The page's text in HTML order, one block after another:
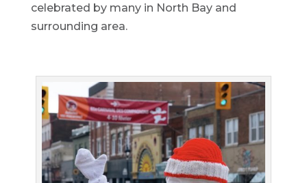
celebrated by many in North Bay and
surrounding area.